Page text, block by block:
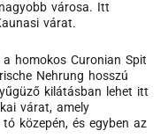
városa. Itt
várat.
a homokos Curonian Spit
Nehrung hosszú
kilátásban lehet itt
várat, amely
közepén, és egyben az